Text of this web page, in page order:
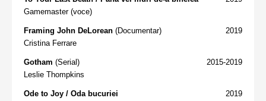
Gamemaster (voce)
2019
Framing John DeLorean (Documentar)
Cristina Ferrare
2015-2019
Gotham (Serial)
Leslie Thompkins
2019
Ode to Joy / Oda bucuriei